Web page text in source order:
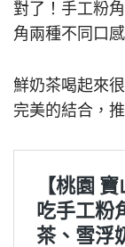
對了！手工粉
角兩種不同口
鮮奶茶喝起來
完美的結合，